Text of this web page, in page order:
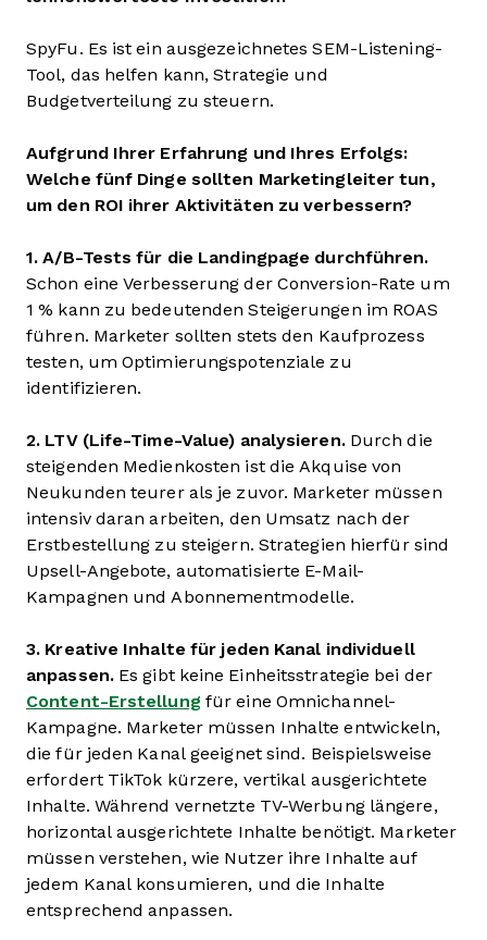
SpyFu. Es ist ein ausgezeichnetes SEM-Listening-
Tool, das helfen kann, Strategie und
Budgetverteilung zu steuern.
Aufgrund Ihrer Erfahrung und Ihres Erfolgs:
Welche fünf Dinge sollten Marketingleiter tun,
um den ROI ihrer Aktivitäten zu verbessern?
1. A/B-Tests für die Landingpage durchführen.
Schon eine Verbesserung der Conversion-Rate um
1 % kann zu bedeutenden Steigerungen im ROAS
führen. Marketer sollten stets den Kaufprozess
testen, um Optimierungspotenziale zu
identifizieren.
2. LTV (Life-Time-Value) analysieren. Durch die
steigenden Medienkosten ist die Akquise von
Neukunden teurer als je zuvor. Marketer müssen
intensiv daran arbeiten, den Umsatz nach der
Erstbestellung zu steigern. Strategien hierfür sind
Upsell-Angebote, automatisierte E-Mail-
Kampagnen und Abonnementmodelle.
3. Kreative Inhalte für jeden Kanal individuell
anpassen. Es gibt keine Einheitsstrategie bei der
Content-Erstellung für eine Omnichannel-
Kampagne. Marketer müssen Inhalte entwickeln,
die für jeden Kanal geeignet sind. Beispielsweise
erfordert TikTok kürzere, vertikal ausgerichtete
Inhalte. Während vernetzte TV-Werbung längere,
horizontal ausgerichtete Inhalte benötigt. Marketer
müssen verstehen, wie Nutzer ihre Inhalte auf
jedem Kanal konsumieren, und die Inhalte
entsprechend anpassen.